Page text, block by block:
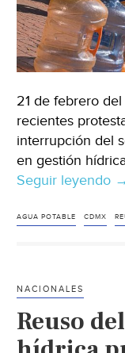
21 de febrero
recientes
interrupción del
en gestión
Seguir leyendo
AGUA POTABLE CDMX
NACIONALES
Reuso